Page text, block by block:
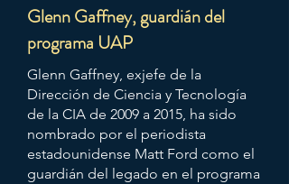
Glenn Gaffney, guardián del
programa UAP
Glenn Gaffney, exjefe de la
Dirección de Ciencia y Tecnología
de la CIA de 2009 a 2015, ha sido
nombrado por el periodista
estadounidense Matt Ford como el
guardián del legado en el programa